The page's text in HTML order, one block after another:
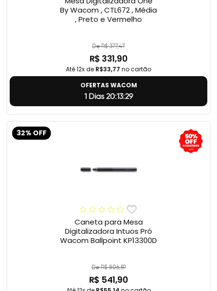
By Wacom , CTL672 , Média
, Preto e Vermelho
De R$ 377,47
R$ 331,90
Até 12x de R$33,77 no cartão
OFERTAS WACOM
1 Dias 20:13:28
32% OFF
Caneta para Mesa
Digitalizadora Intuos Pró
Wacom Ballpoint KP13300D
De R$ 806,59
R$ 541,90